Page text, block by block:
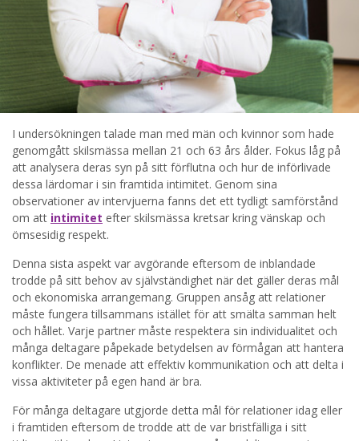
I undersökningen talade man med män och kvinnor som hade
genomgått skilsmässa mellan 21 och 63 års ålder. Fokus låg på
att analysera deras syn på sitt förflutna och hur de införlivade
dessa lärdomar i sin framtida intimitet. Genom sina
observationer av intervjuerna fanns det ett tydligt samförstånd
om att intimitet efter skilsmässa kretsar kring vänskap och
ömsesidig respekt.
Denna sista aspekt var avgörande eftersom de inblandade
trodde på sitt behov av självständighet när det gäller deras mål
och ekonomiska arrangemang. Gruppen ansåg att relationer
måste fungera tillsammans istället för att smälta samman helt
och hållet. Varje partner måste respektera sin individualitet och
många deltagare påpekade betydelsen av förmågan att hantera
konflikter. De menade att effektiv kommunikation och att delta i
vissa aktiviteter på egen hand är bra.
För många deltagare utgjorde detta mål för relationer idag eller
i framtiden eftersom de trodde att de var bristfälliga i sitt